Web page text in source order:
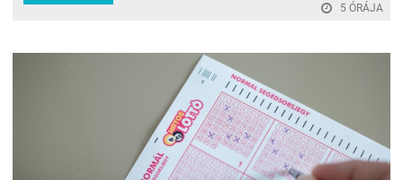
5 ÓRÁJA